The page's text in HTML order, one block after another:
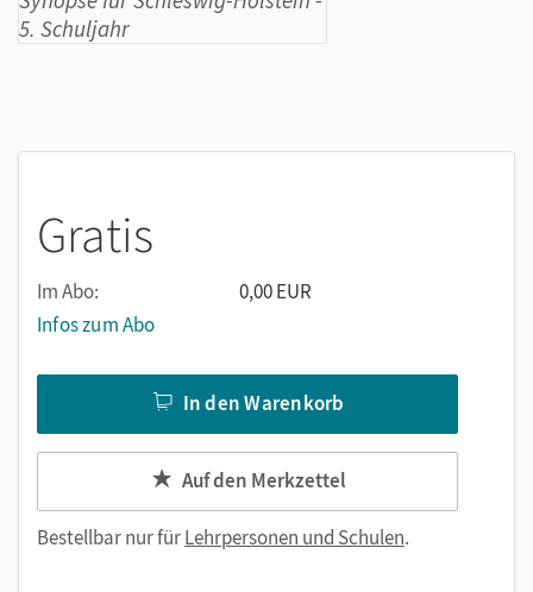
Gratis
Im Abo:
0,00 EUR
Infos zum Abo
In den Warenkorb
Auf den Merkzettel
Bestellbar nur fürLehrpersonen und Schulen.